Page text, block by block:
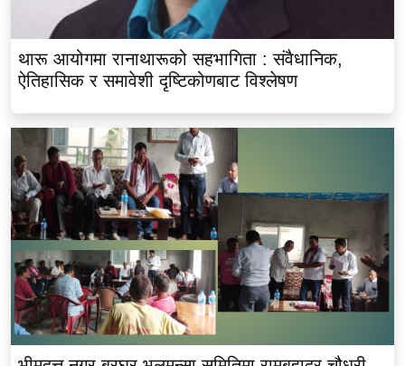
थारू आयोगमा रानाथारूको सहभागिता : संवैधानिक,
ऐतिहासिक र समावेशी दृष्टिकोणबाट विश्लेषण